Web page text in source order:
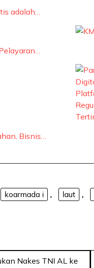
adalah…
Bisnis…
koarmada i , laut ,
Nakes TNI AL ke